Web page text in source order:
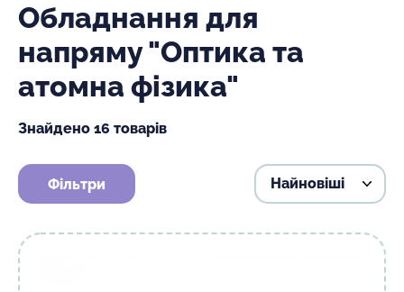
Обладнання для
напряму "Оптика та
атомна фізика"
Знайдено 16 товарів
Фільтри